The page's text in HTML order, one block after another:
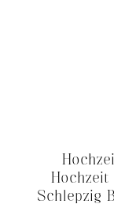
Schlepzig